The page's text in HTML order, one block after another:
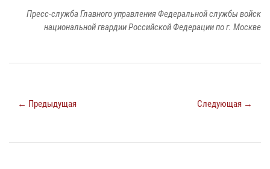
Пресс-служба Главного управления Федеральной службы войск
национальной гвардии Российской Федерации по г. Москве
← Предыдущая Следующая →